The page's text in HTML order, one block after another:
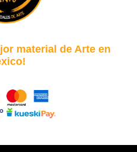
material de Arte en